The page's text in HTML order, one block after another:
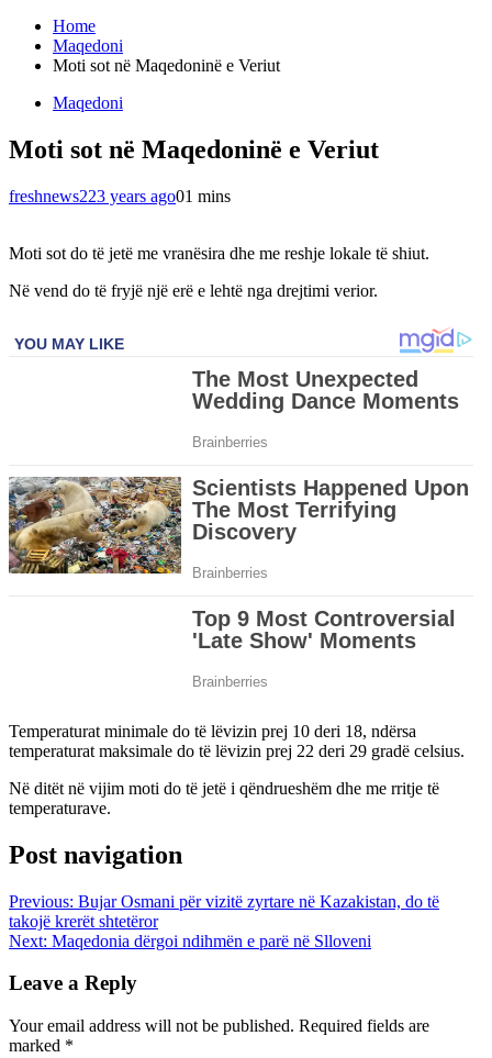
Home
Maqedoni
Moti sot në Maqedoninë e Veriut
Maqedoni
Moti sot në Maqedoninë e Veriut
freshnews223 years ago01 mins
Moti sot do të jetë me vranësira dhe me reshje lokale të shiut.
Në vend do të fryjë një erë e lehtë nga drejtimi verior.
Temperaturat minimale do të lëvizin prej 10 deri 18, ndërsa
temperaturat maksimale do të lëvizin prej 22 deri 29 gradë celsius.
Në ditët në vijim moti do të jetë i qëndrueshëm dhe me rritje të
temperaturave.
Post navigation
Previous: Bujar Osmani për vizitë zyrtare në Kazakistan, do të
takojë krerët shtetëror
Next: Maqedonia dërgoi ndihmën e parë në Slloveni
Leave a Reply
Your email address will not be published. Required fields are
marked *